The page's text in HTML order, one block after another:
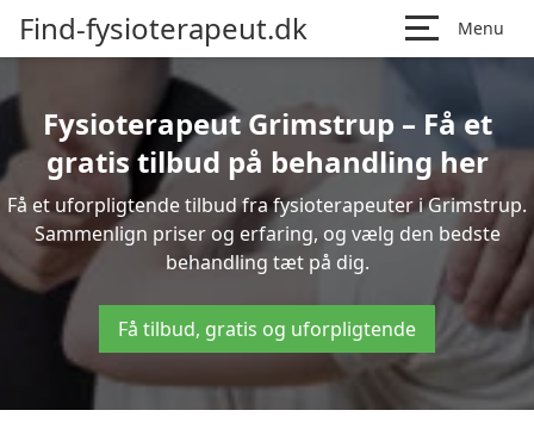
Find-fysioterapeut.dk Menu
Fysioterapeut Grimstrup – Få et
gratis tilbud på behandling her
Få et uforpligtende tilbud fra fysioterapeuter i Grimstrup.
Sammenlign priser og erfaring, og vælg den bedste
behandling tæt på dig.
Få tilbud, gratis og uforpligtende